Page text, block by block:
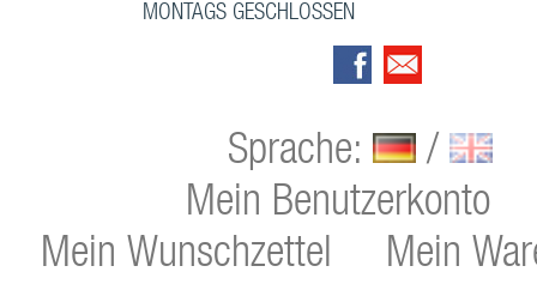
MONTAGS GESCHLOSSEN
Sprache:
/
Mein Benutzerkonto
Mein Wunschzettel
Mein